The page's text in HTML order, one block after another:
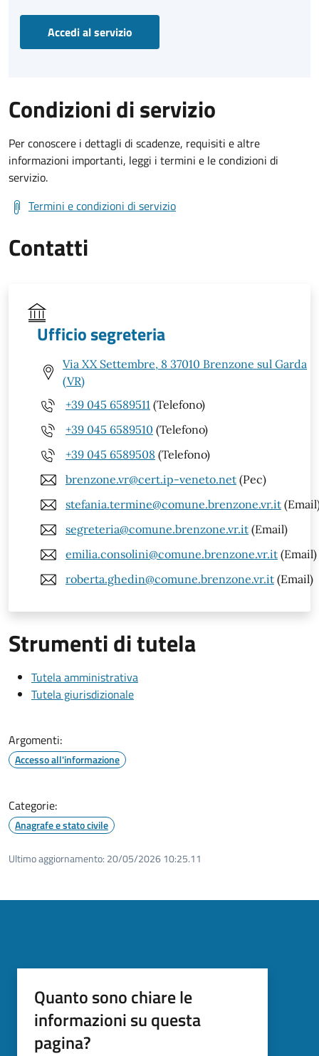
Accedi al servizio
Condizioni di servizio
Per conoscere i dettagli di scadenze, requisiti e altre
informazioni importanti, leggi i termini e le condizioni di
servizio.
Termini e condizioni di servizio
Contatti
Ufficio segreteria
Via XX Settembre, 8 37010 Brenzone sul Garda
(VR)
+39 045 6589511 (Telefono)
+39 045 6589510 (Telefono)
+39 045 6589508 (Telefono)
brenzone.vr@cert.ip-veneto.net (Pec)
stefania.termine@comune.brenzone.vr.it
segreteria@comune.brenzone.vr.it (Email)
emilia.consolini@comune.brenzone.vr.it (Email)
roberta.ghedin@comune.brenzone.vr.it (Email)
Strumenti di tutela
Tutela amministrativa
Tutela giurisdizionale
Argomenti:
Accesso all'informazione
Categorie:
Anagrafe e stato civile
Ultimo aggiornamento: 20/05/2026 10:25.11
Quanto sono chiare le
informazioni su questa
pagina?